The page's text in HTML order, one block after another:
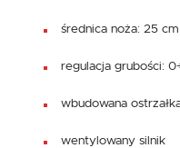
średnica noża: 25 cm
regulacja grubości:
wbudowana
wentylowany silnik